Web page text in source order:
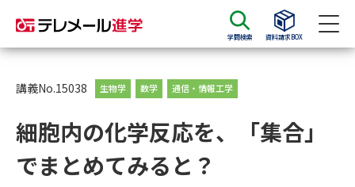
学問検索 資料請求BOX
資料請求 資料検索
大学・短大の資料種類から請求
講義No.15038 生物学 数学 通信・情報工学
細胞内の化学反応を、「集合」
でまとめてみると？